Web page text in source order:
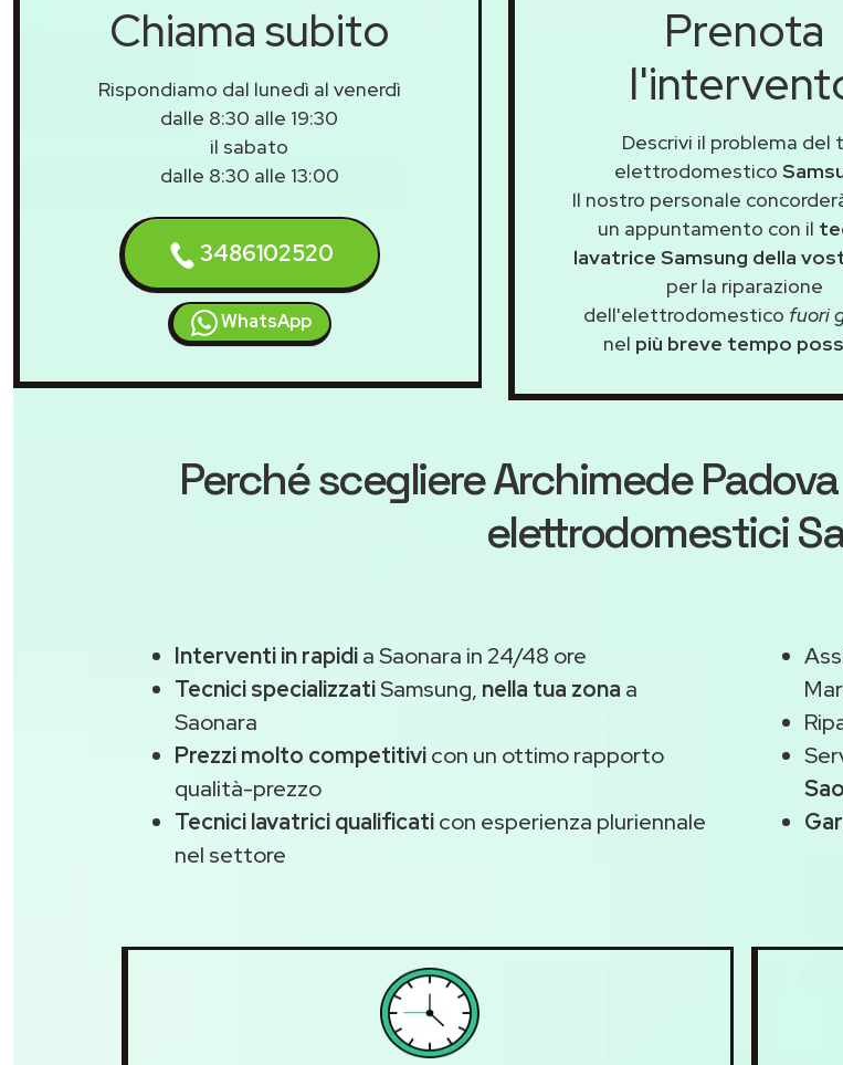
Chiama subito
Rispondiamo dal lunedì al venerdì
dalle 8:30 alle 19:30
il sabato
dalle 8:30 alle 13:00
3486102520
WhatsApp
Prenota
Descrivi il problema del
elettrodomestico
Il nostro personale
un appuntamento con il
lavatrice Samsung della
per la riparazione
dell'elettrodomestico fuori
nel più breve tempo
Perché scegliereArchimede Padova
elettrodomestici
Interventi in rapidia Saonara in 24/48 ore
Tecnici specializzatiSamsung, nella tua zona a
Saonara
Prezzi molto competitivicon un ottimo rapporto
qualità-prezzo
Tecnici lavatrici qualificaticon esperienza pluriennale
nel settore